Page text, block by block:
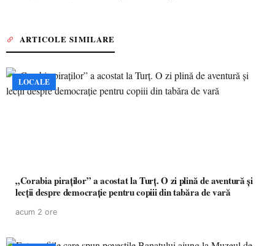
ARTICOLE SIMILARE
LOCALE
„Corabia piraților” a acostat la Turț. O zi plină de aventură și
lecții despre democrație pentru copiii din tabăra de vară
acum 2 ore